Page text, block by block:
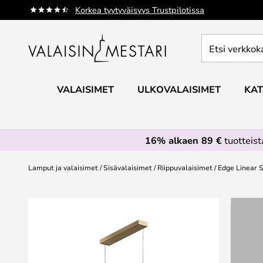
Korkea tyytyväisyys Trustpilotissa
Skip
to
verkkokaupan
VALAISIMET ULKOVALAISIMET
16% alkaen 89 €
Lamput ja valaisimet Sisävalaisimet Riippuvalaisimet Edge Linear